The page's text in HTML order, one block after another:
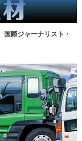
際ジャーナリスト・